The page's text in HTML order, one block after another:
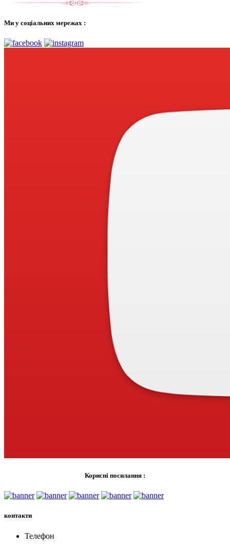
Ми у соціальних мережах :
Корисні посилання :
контакти
Телефон